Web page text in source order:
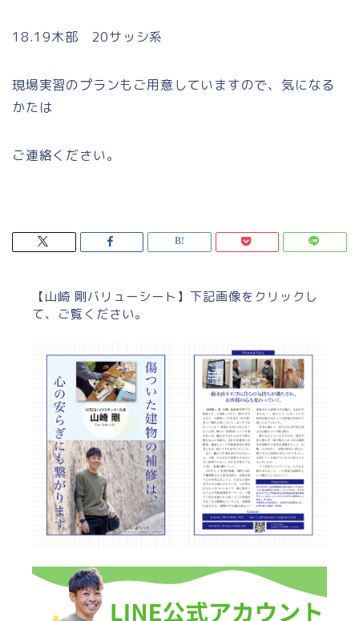
18.19木部 20サッシ系
現場実習のプランもご用意していますので、気になる
かたは
ご連絡ください。
【山崎 剛バリューシート】下記画像をクリックし
て、ご覧ください。